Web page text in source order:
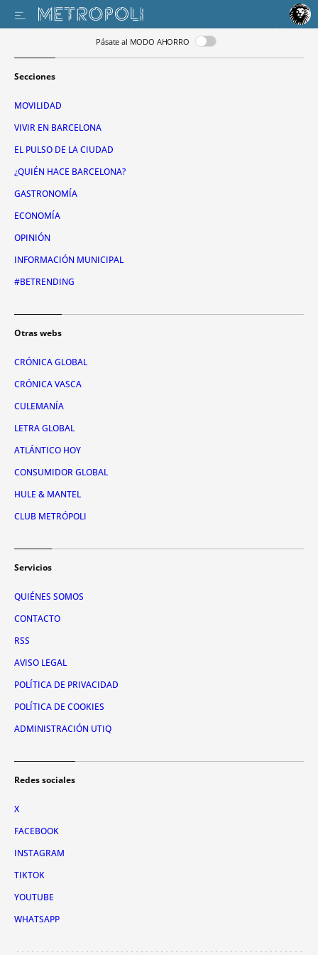
Pásate al MODO AHORRO
Secciones
MOVILIDAD
VIVIR EN BARCELONA
EL PULSO DE LA CIUDAD
¿QUIÉN HACE BARCELONA?
GASTRONOMÍA
ECONOMÍA
OPINIÓN
INFORMACIÓN MUNICIPAL
#BETRENDING
Otras webs
CRÓNICA GLOBAL
CRÓNICA VASCA
CULEMANÍA
LETRA GLOBAL
ATLÁNTICO HOY
CONSUMIDOR GLOBAL
HULE & MANTEL
CLUB METRÓPOLI
Servicios
QUIÉNES SOMOS
CONTACTO
RSS
AVISO LEGAL
POLÍTICA DE PRIVACIDAD
POLÍTICA DE COOKIES
ADMINISTRACIÓN UTIQ
Redes sociales
X
FACEBOOK
INSTAGRAM
TIKTOK
YOUTUBE
WHATSAPP